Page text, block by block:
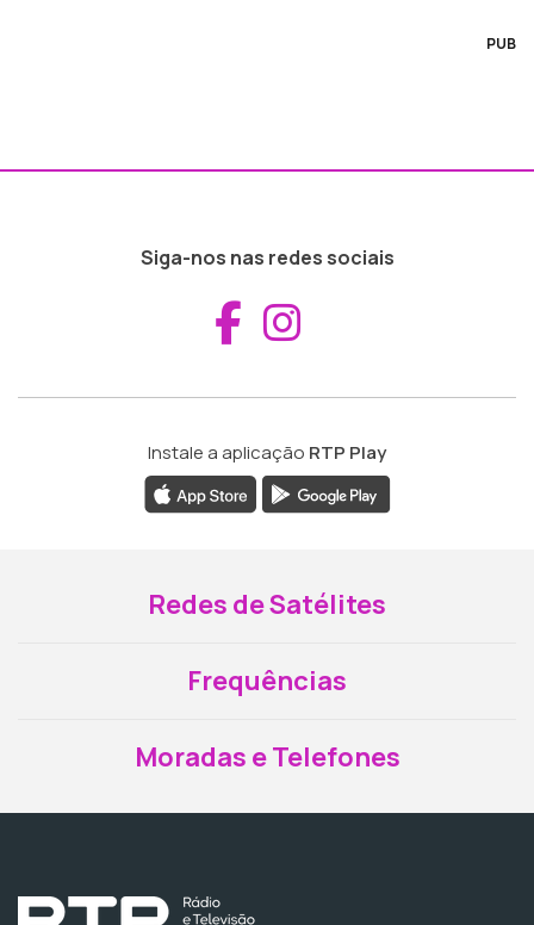
PUB
Siga-nos nas redes sociais
Aceder ao
Instale a aplicação RTP Play
Redes de Satélites
Frequências
Moradas e Telefones